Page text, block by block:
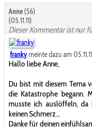
Anne (56)
(05.11.11)
Dieser Kommentar ist nur
frankymeinte dazu am
Hallo liebe Anne,
Du bist mit diesem Tema
die Katastrophe begann.
musste ich auslöffeln, da
keinen Schmerz...
Danke für deinen